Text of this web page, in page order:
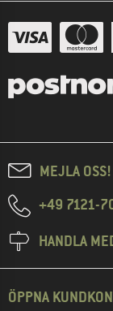
MEJLA OSS!
+49 7121-
HANDLA
ÖPPNA